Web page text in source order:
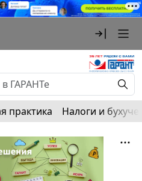
практика Налоги и